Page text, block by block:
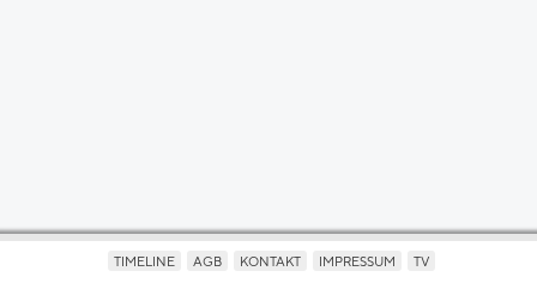
TIMELINE AGB KONTAKT IMPRESSUM TV